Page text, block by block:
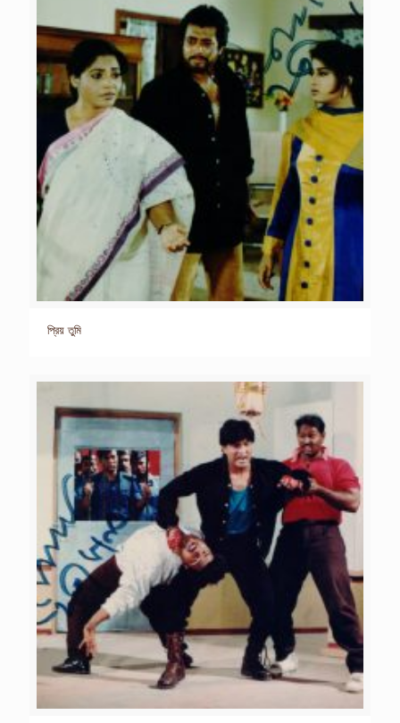
প্রিয় তুমি